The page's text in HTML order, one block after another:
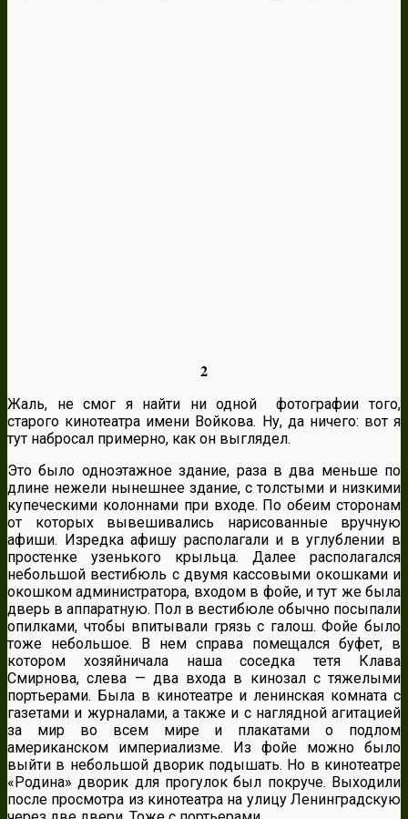
2
Жаль, не смог я найти ни одной фотографии того,
старого кинотеатра имени Войкова. Ну, да ничего: вот я
тут набросал примерно, как он выглядел.
Это было одноэтажное здание, раза в два меньше по
длине нежели нынешнее здание, с толстыми и низкими
купеческими колоннами при входе. По обеим сторонам
от которых вывешивались нарисованные вручную
афиши. Изредка афишу располагали и в углублении в
простенке узенького крыльца. Далее располагался
небольшой вестибюль с двумя кассовыми окошками и
окошком администратора, входом в фойе, и тут же была
дверь в аппаратную. Пол в вестибюле обычно посыпали
опилками, чтобы впитывали грязь с галош. Фойе было
тоже небольшое. В нем справа помещался буфет, в
котором хозяйничала наша соседка тетя Клава
Смирнова, слева — два входа в кинозал с тяжелыми
портьерами. Была в кинотеатре и ленинская комната с
газетами и журналами, а также и с наглядной агитацией
за мир во всем мире и плакатами о подлом
американском империализме. Из фойе можно было
выйти в небольшой дворик подышать. Но в кинотеатре
«Родина» дворик для прогулок был покруче. Выходили
после просмотра из кинотеатра на улицу Ленинградскую